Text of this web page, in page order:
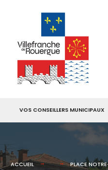
VOS CONSEILLERS MUNICIPAUX
ACCUEIL PLACE